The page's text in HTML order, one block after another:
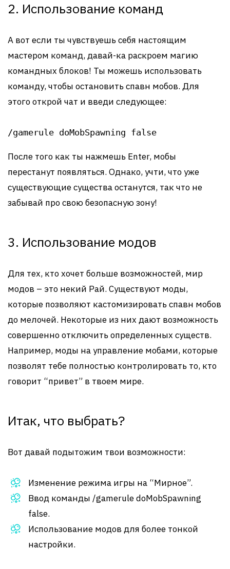
2. Использование команд
А вот если ты чувствуешь себя настоящим
мастером команд, давай-ка раскроем магию
командных блоков! Ты можешь использовать
команду, чтобы остановить спавн мобов. Для
этого открой чат и введи следующее:
/gamerule doMobSpawning false
После того как ты нажмешь Enter, мобы
перестанут появляться. Однако, учти, что уже
существующие существа останутся, так что не
забывай про свою безопасную зону!
3. Использование модов
Для тех, кто хочет больше возможностей, мир
модов – это некий Рай. Существуют моды,
которые позволяют кастомизировать спавн мобов
до мелочей. Некоторые из них дают возможность
совершенно отключить определенных существ.
Например, моды на управление мобами, которые
позволят тебе полностью контролировать то, кто
говорит “привет” в твоем мире.
Итак, что выбрать?
Вот давай подытожим твои возможности:
Изменение режима игры на “Мирное”.
Ввод команды /gamerule doMobSpawning
false.
Использование модов для более тонкой
настройки.